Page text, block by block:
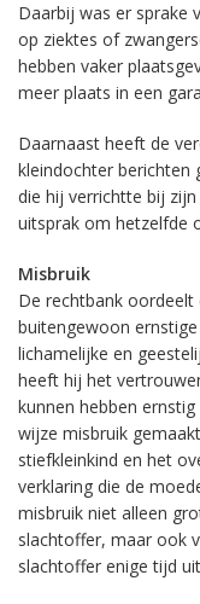
Daarbij was er sprake
op ziektes of
hebben vaker
meer plaats in een
Daarnaast heeft de
kleindochter berichten
die hij verrichtte bij
uitsprak om hetzelfde
Misbruik
De rechtbank
buitengewoon
lichamelijke en
heeft hij het
kunnen hebben
wijze misbruik
stiefkleinkind en het
verklaring die de
misbruik niet alleen
slachtoffer, maar ook
slachtoffer enige tijd